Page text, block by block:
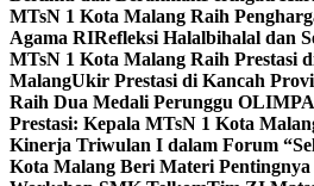
MTsN 1 Kota Malang Raih
Agama RIRefleksi Halalbihalal dan
MTsN 1 Kota Malang Raih Prestasi
MalangUkir Prestasi di Kancah
Raih Dua Medali Perunggu
Prestasi: Kepala MTsN 1 Kota
Kinerja Triwulan I dalam Forum
Kota Malang Beri Materi